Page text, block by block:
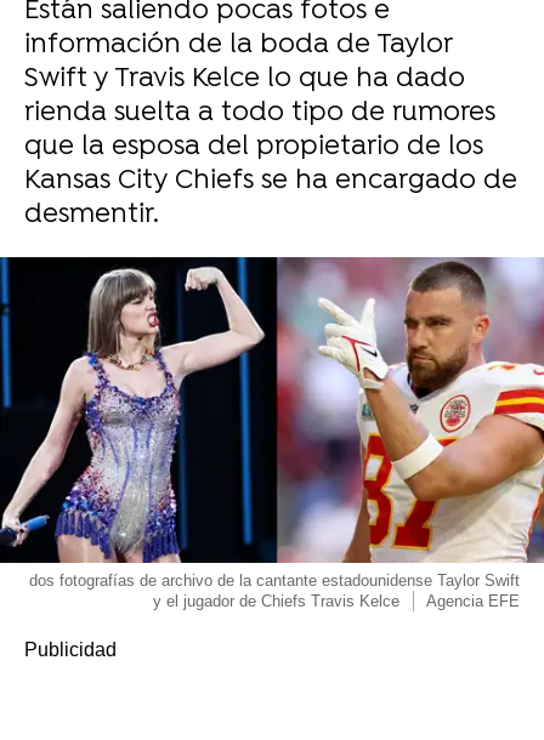
Están saliendo pocas fotos e
información de la boda de Taylor
Swift y Travis Kelce lo que ha dado
rienda suelta a todo tipo de rumores
que la esposa del propietario de los
Kansas City Chiefs se ha encargado de
desmentir.
dos fotografías de archivo de la cantante estadounidense Taylor Swift
y el jugador de Chiefs Travis Kelce
Agencia EFE